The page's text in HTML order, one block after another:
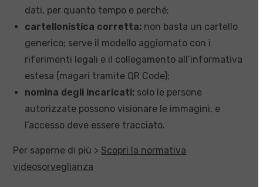
dati, per quanto tempo e perché;
cartellonistica corretta: non basta un cartello
generico; serve il modello aggiornato con i
riferimenti legali e il collegamento all’informativa
estesa (magari tramite QR Code);
nomina degli incaricati: solo le persone
autorizzate possono visionare le immagini, e
l’accesso deve essere tracciato.
Per saperne di più >Scopri la normativa
videosorveglianza